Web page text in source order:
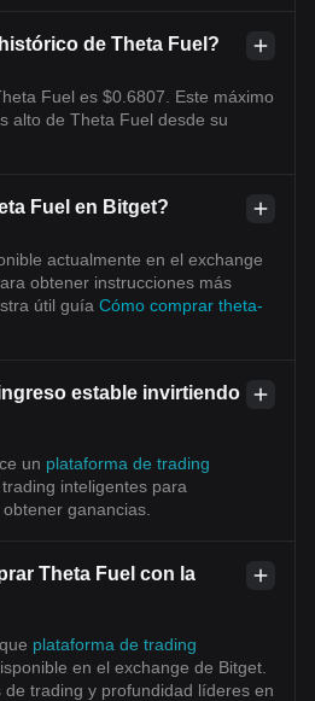
de Theta Fuel?
Fuel es $0.6807. Este máximo
alto de Theta Fuel desde su
Fuel en Bitget?
actualmente en el exchange
obtener instrucciones más
útil guía Cómo comprar theta-
estable invirtiendo
un plataforma de trading
trading inteligentes para
ganancias.
Theta Fuel con la
plataforma de trading
en el exchange de Bitget.
de trading y profundidad líderes en